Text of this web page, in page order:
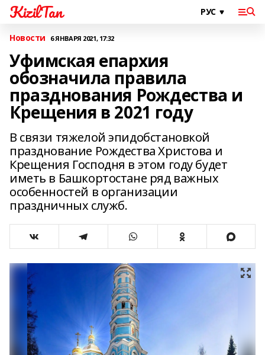
KizilTan
Новости 6 ЯНВАРЯ 2021, 17:32
Уфимская епархия
обозначила правила
празднования Рождества и
Крещения в 2021 году
В связи тяжелой эпидобстановкой
празднование Рождества Христова и
Крещения Господня в этом году будет
иметь в Башкортостане ряд важных
особенностей в организации
праздничных служб.